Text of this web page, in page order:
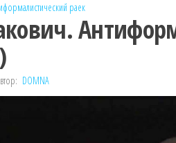
раек
DOMNA